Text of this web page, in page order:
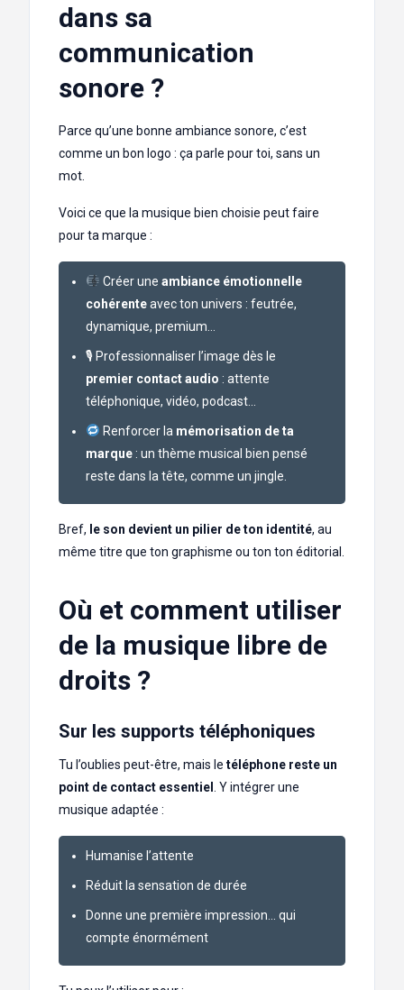
dans sa
communication
sonore ?
Parce qu’une bonne ambiance sonore, c’est
comme un bon logo : ça parle pour toi, sans un
mot.
Voici ce que la musique bien choisie peut faire
pour ta marque :
Créer une ambiance émotionnelle
cohérenteavec ton univers : feutrée,
dynamique, premium…
🎙 Professionnaliser l’image dès le
premier contact audio : attente
téléphonique, vidéo, podcast…
Renforcer la mémorisation de ta
marque : un thème musical bien pensé
reste dans la tête, comme un jingle.
Bref, le son devient un pilier de ton identité, au
même titre que ton graphisme ou ton ton éditorial.
Où et comment utiliser
de la musique libre de
droits ?
Sur les supports téléphoniques
Tu l’oublies peut-être, mais le téléphone reste un
point de contact essentiel
. Y intégrer une
musique adaptée :
Humanise l’attente
Réduit la sensation de durée
Donne une première impression… qui
compte énormément